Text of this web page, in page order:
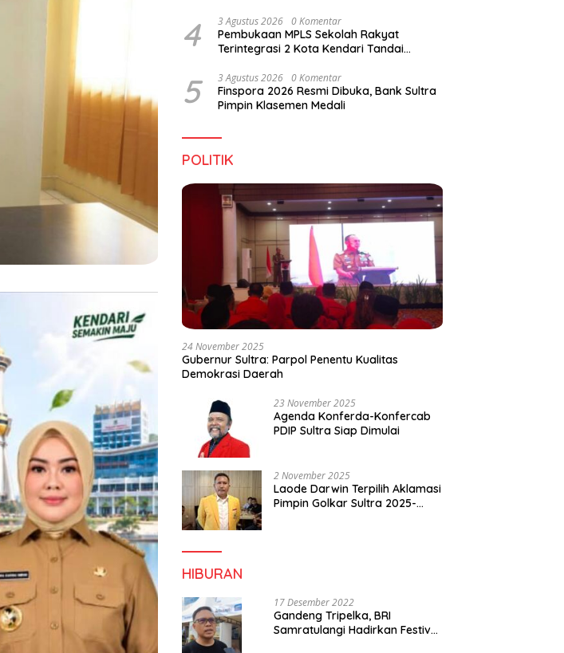
4 3 Agustus 2026 0 Komentar
Pembukaan MPLS Sekolah Rakyat
Terintegrasi 2 Kota Kendari Tandai
5 3 Agustus 2026 0 Komentar
Finspora 2026 Resmi Dibuka, Bank Sultra
Pimpin Klasemen Medali
POLITIK
24 November 2025
Gubernur Sultra: Parpol Penentu Kualitas
Demokrasi Daerah
23 November 2025
Agenda Konferda-Konfercab
PDIP Sultra Siap Dimulai
2 November 2025
Laode Darwin Terpilih Aklamasi
Pimpin Golkar Sultra 2025-
HIBURAN
17 Desember 2022
Gandeng Tripelka, BRI
Samratulangi Hadirkan Festival